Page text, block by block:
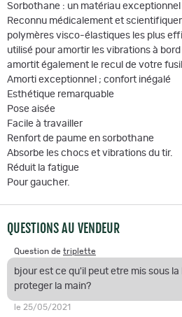
Sorbothane : un matériau exceptionnel
Reconnu médicalement et
polymères visco-élastiques les plus
utilisé pour amortir les vibrations à
amortit également le recul de votre
Amorti exceptionnel ; confort inégalé
Esthétique remarquable
Pose aisée
Facile à travailler
Renfort de paume en sorbothane
Absorbe les chocs et vibrations du tir.
Réduit la fatigue
Pour gaucher.
QUESTIONS AU VENDEUR
Question de triplette
bjour est ce qu'il peut etre mis sous
proteger la main?
le 25/05/2021